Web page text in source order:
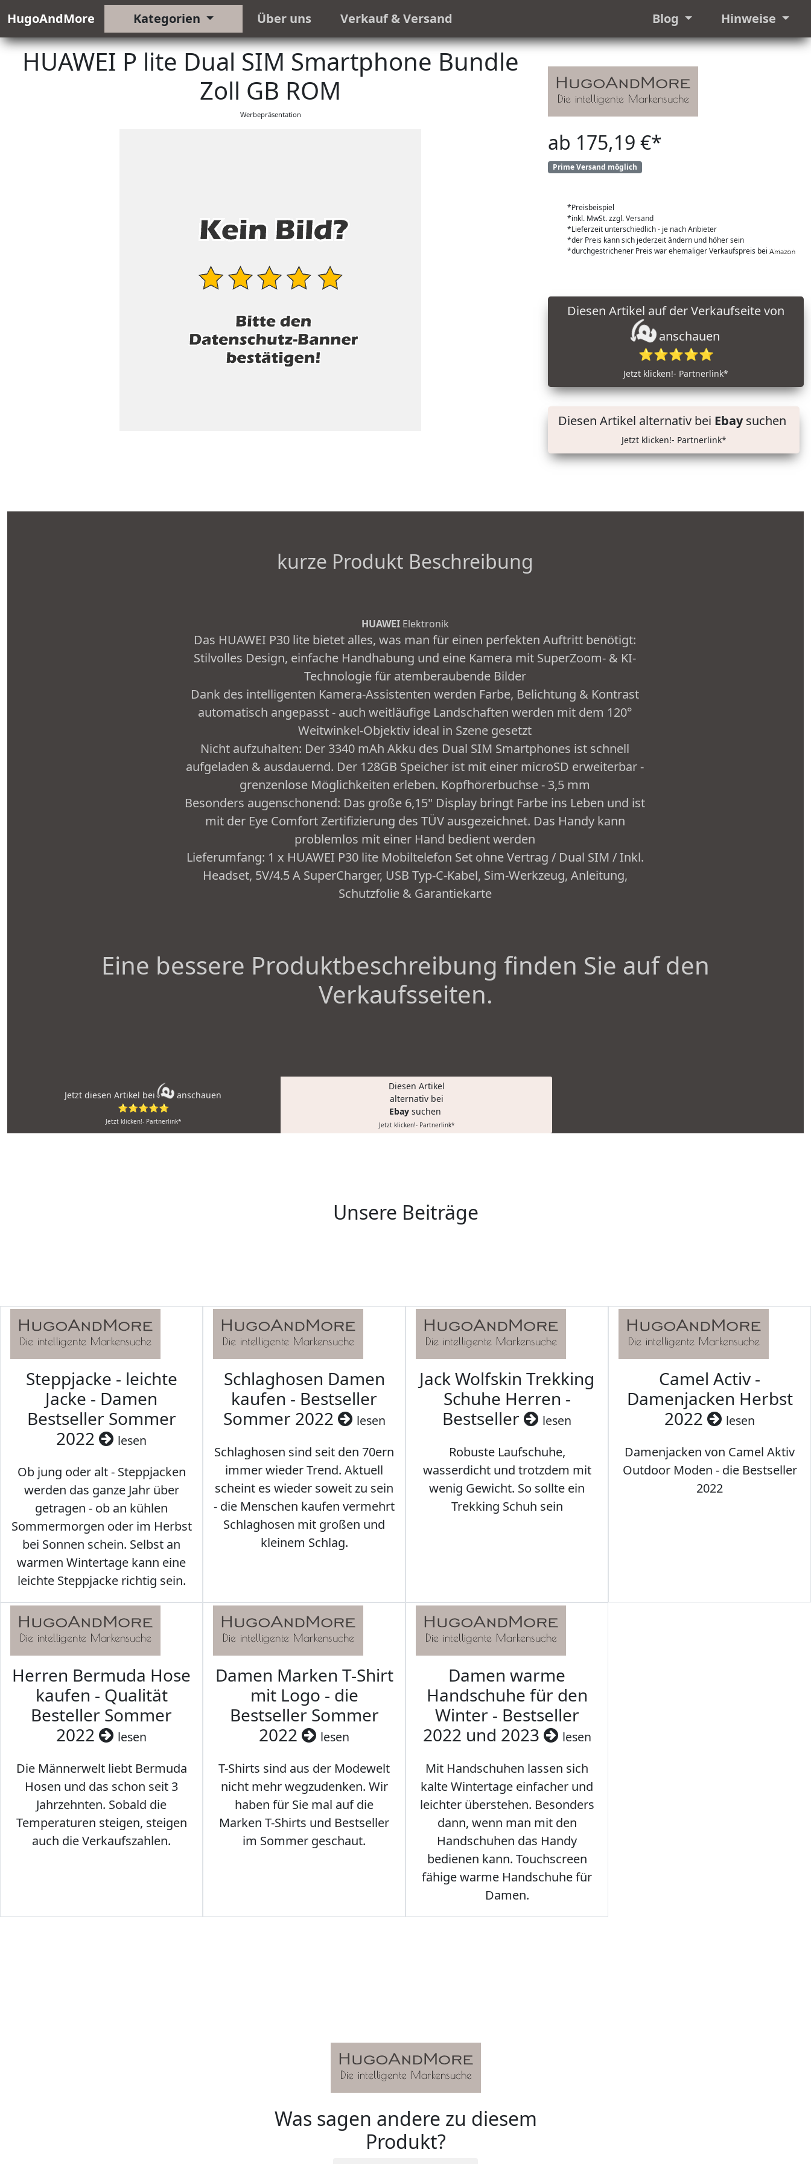
HugoAndMore Kategorien Über uns Verkauf & Versand Blog Hinweise
HUAWEI P lite Dual SIM Smartphone Bundle
Zoll GB ROM
Werbepräsentation
ab 175,19 €*
Prime Versand möglich
*Preisbeispiel
*inkl. MwSt. zzgl. Versand
*Lieferzeit unterschiedlich - je nach Anbieter
*der Preis kann sich jederzeit ändern und höher sein
*durchgestrichener Preis war ehemaliger Verkaufspreis bei
anschauen
⭐⭐⭐⭐⭐
Jetzt klicken!- Partnerlink*
Diesen Artikel alternativ bei Ebaysuchen
Jetzt klicken!- Partnerlink*
kurze Produkt Beschreibung
HUAWEI Elektronik
Das HUAWEI P30 lite bietet alles, was man für einen perfekten Auftritt benötigt:
Stilvolles Design, einfache Handhabung und eine Kamera mit SuperZoom- & KI-
Technologie für atemberaubende Bilder
Dank des intelligenten Kamera-Assistenten werden Farbe, Belichtung & Kontrast
automatisch angepasst - auch weitläufige Landschaften werden mit dem 120°
Weitwinkel-Objektiv ideal in Szene gesetzt
Nicht aufzuhalten: Der 3340 mAh Akku des Dual SIM Smartphones ist schnell
aufgeladen & ausdauernd. Der 128GB Speicher ist mit einer microSD erweiterbar -
grenzenlose Möglichkeiten erleben. Kopfhörerbuchse - 3,5 mm
Besonders augenschonend: Das große 6,15" Display bringt Farbe ins Leben und ist
mit der Eye Comfort Zertifizierung des TÜV ausgezeichnet. Das Handy kann
problemlos mit einer Hand bedient werden
Lieferumfang: 1 x HUAWEI P30 lite Mobiltelefon Set ohne Vertrag / Dual SIM / Inkl.
Headset, 5V/4.5 A SuperCharger, USB Typ-C-Kabel, Sim-Werkzeug, Anleitung,
Schutzfolie & Garantiekarte
Eine bessere Produktbeschreibung finden Sie auf den
Verkaufsseiten.
Jetzt diesen Artikel bei
anschauen
⭐⭐⭐⭐⭐
Jetzt klicken!- Partnerlink*
Diesen Artikel
alternativ bei
Ebay suchen
Jetzt klicken!- Partnerlink*
Unsere Beiträge
Steppjacke - leichte
Jacke - Damen
Bestseller Sommer
2022
lesen
Ob jung oder alt - Steppjacken
werden das ganze Jahr über
getragen - ob an kühlen
Sommermorgen oder im Herbst
bei Sonnen schein. Selbst an
warmen Wintertage kann eine
leichte Steppjacke richtig sein.
Schlaghosen Damen
kaufen - Bestseller
Sommer 2022
lesen
Schlaghosen sind seit den 70ern
immer wieder Trend. Aktuell
scheint es wieder soweit zu sein
- die Menschen kaufen vermehrt
Schlaghosen mit großen und
kleinem Schlag.
Jack Wolfskin Trekking
Schuhe Herren -
Bestseller
lesen
Robuste Laufschuhe,
wasserdicht und trotzdem mit
wenig Gewicht. So sollte ein
Trekking Schuh sein
Camel Activ -
Damenjacken Herbst
2022
lesen
Damenjacken von Camel Aktiv
Outdoor Moden - die Bestseller
2022
Herren Bermuda Hose
kaufen - Qualität
Besteller Sommer
2022
lesen
Die Männerwelt liebt Bermuda
Hosen und das schon seit 3
Jahrzehnten. Sobald die
Temperaturen steigen, steigen
auch die Verkaufszahlen.
Damen Marken T-Shirt
mit Logo - die
Bestseller Sommer
2022
lesen
T-Shirts sind aus der Modewelt
nicht mehr wegzudenken. Wir
haben für Sie mal auf die
Marken T-Shirts und Bestseller
im Sommer geschaut.
Damen warme
Handschuhe für den
Winter - Bestseller
2022 und 2023
lesen
Mit Handschuhen lassen sich
kalte Wintertage einfacher und
leichter überstehen. Besonders
dann, wenn man mit den
Handschuhen das Handy
bedienen kann. Touchscreen
fähige warme Handschuhe für
Damen.
Was sagen andere zu diesem
Produkt?